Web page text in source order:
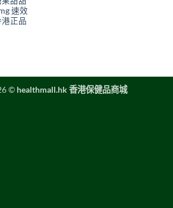
速效
正品
© healthmall.hk 香港保健品商城